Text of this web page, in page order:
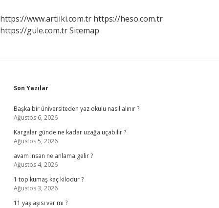
https://www.artiiki.com.tr https://heso.com.tr
https://gule.com.trSitemap
Sidebar
Son Yazılar
Başka bir üniversiteden yaz okulu nasıl alınır ?
Ağustos 6, 2026
Kargalar günde ne kadar uzağa uçabilir ?
Ağustos 5, 2026
avam insan ne anlama gelir ?
Ağustos 4, 2026
1 top kumaş kaç kilodur ?
Ağustos 3, 2026
11 yaş aşısı var mı ?